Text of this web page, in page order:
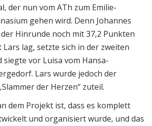
der nun vom ATh zum Emilie-
gehen wird. Denn Johannes
der Hinrunde noch mit 37,2 Punkten
lag, setzte sich in der zweiten
siegte vor Luisa vom Hansa-
Lars wurde jedoch der
der Herzen“ zuteil.
dem Projekt ist, dass es komplett
und organisiert wurde, und das